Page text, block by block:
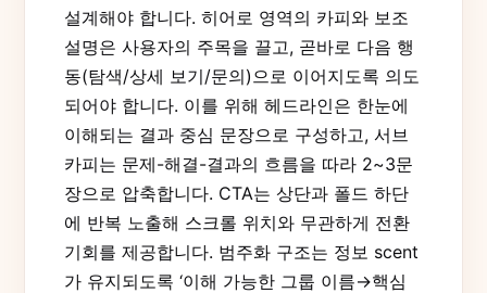
설계해야 합니다. 히어로 영역의 카피와 보조
설명은 사용자의 주목을 끌고, 곧바로 다음 행
동(탐색/상세 보기/문의)으로 이어지도록 의도
되어야 합니다. 이를 위해 헤드라인은 한눈에
이해되는 결과 중심 문장으로 구성하고, 서브
카피는 문제-해결-결과의 흐름을 따라 2~3문
장으로 압축합니다. CTA는 상단과 폴드 하단
에 반복 노출해 스크롤 위치와 무관하게 전환
기회를 제공합니다. 범주화 구조는 정보 scent
가 유지되도록 ‘이해 가능한 그룹 이름→핵심